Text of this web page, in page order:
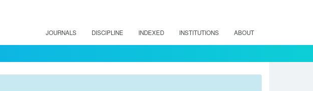
JOURNALS DISCIPLINE INDEXED INSTITUTIONS ABOUT